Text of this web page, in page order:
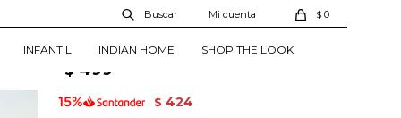
INFANTIL INDIAN HOME SHOP THE LOOK
$ 0
Paraguas Drop - Beige
$ 499
$ 424